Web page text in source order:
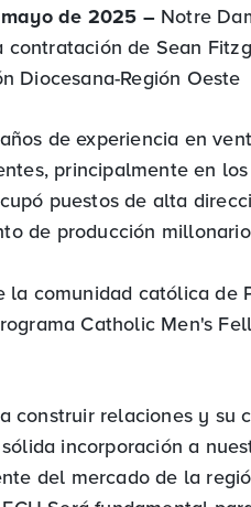
de 2025 –Notre
de Sean
Diocesana-Región Oeste
de experiencia en
principalmente en
puestos de alta
de producción
la comunidad católica de
Catholic Men's
construir relaciones y su
incorporación a
del mercado de la